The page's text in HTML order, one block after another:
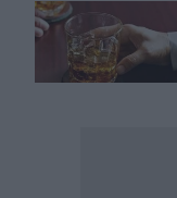
Κομοτηνή: Στο